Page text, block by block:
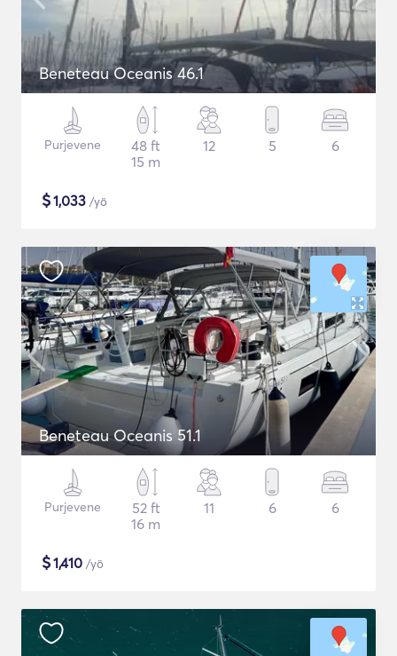
Beneteau Oceanis 46.1
Purjevene
48 ft
15 m
12 5 6
$1,033 /yö
Beneteau Oceanis 51.1
Purjevene
52 ft
16 m
11 6 6
$1,410 /yö